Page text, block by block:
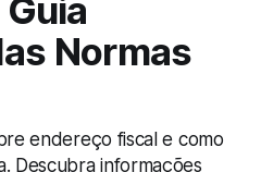
Normas
endereço fiscal e como
Descubra informações